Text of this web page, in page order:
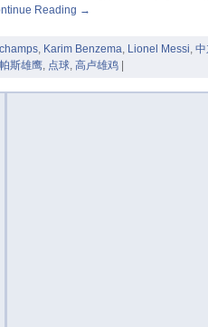
Reading →
, Karim Benzema, Lionel Messi,
斯雄鹰, 点球,高卢雄鸡